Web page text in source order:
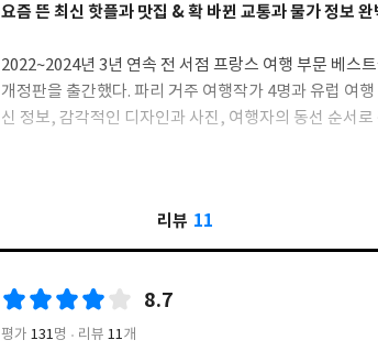
요즘 뜬 최신 핫플과 맛집 & 확 바뀐 교통과 물가 정보 완
2022~2024년 3년 연속 전 서점 프랑스 여행 부문 베스
개정판을 출간했다. 파리 거주 여행작가 4명과 유럽 여
신 정보, 감각적인 디자인과 사진, 여행자의 동선 순서
용 정보도 친절하게 소개했다. 새로워진 모습으로
편집숍, 예술과 미식이 콜라보를 이루는 인기 식당들을
서 찾아볼 수 없는 〈디스 이즈 파리〉만의 자부심! 파
도 장인이 제작한 본책 지도와 휴대용 맵북, 핵심 교외
리뷰 11
8.7
평가 131명 리뷰 11개